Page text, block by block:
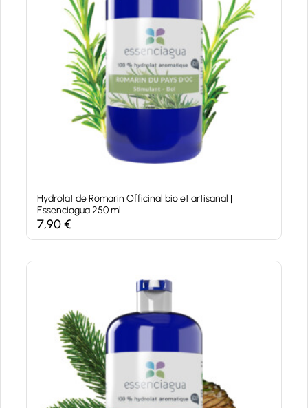
Hydrolat de Romarin Officinal bio et artisanal |
Essenciagua 250 ml
7,90€